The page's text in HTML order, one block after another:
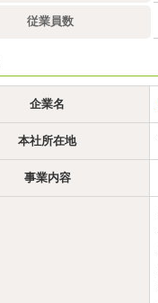
従業員数
企業名
本社所在地
事業内容